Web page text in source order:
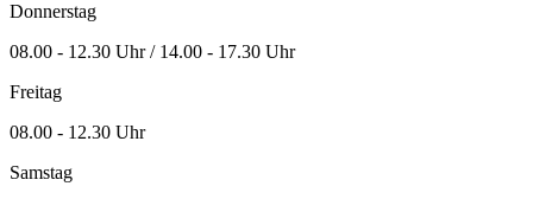
Donnerstag
08.00 - 12.30 Uhr / 14.00 - 17.30 Uhr
Freitag
08.00 - 12.30 Uhr
Samstag